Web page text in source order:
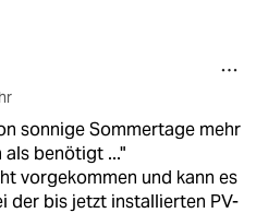
sonnige Sommertage mehr
benötigt ..."
vorgekommen und kann es
der bis jetzt installierten PV-